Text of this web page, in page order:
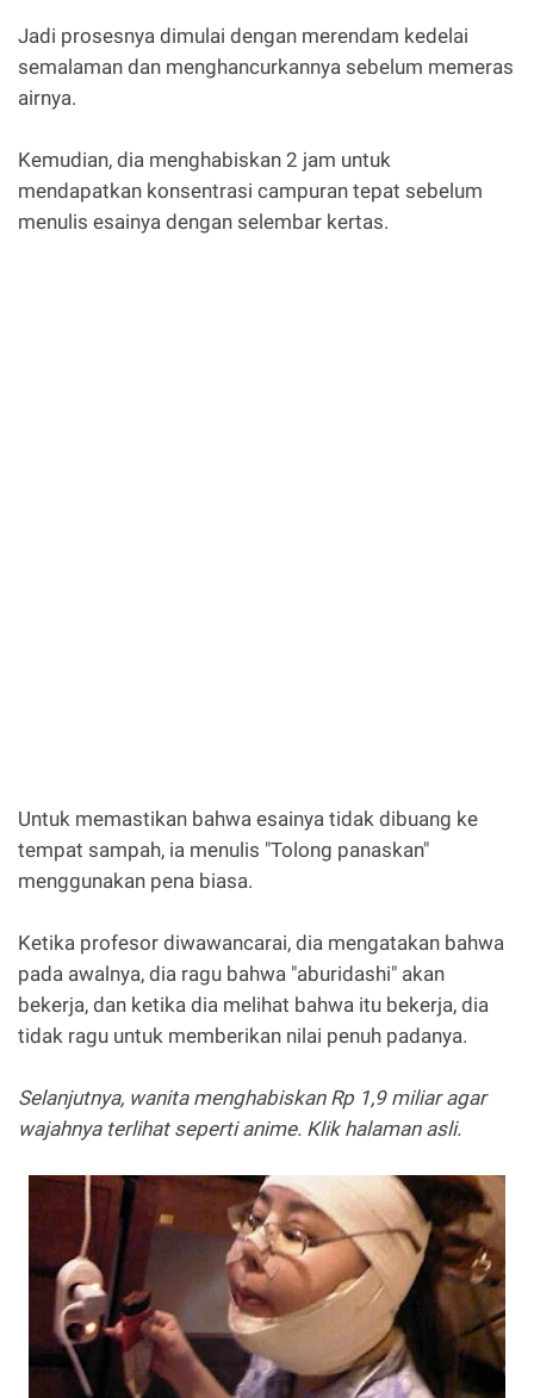
Jadi prosesnya dimulai dengan merendam kedelai
semalaman dan menghancurkannya sebelum memeras
airnya.
Kemudian, dia menghabiskan 2 jam untuk
mendapatkan konsentrasi campuran tepat sebelum
menulis esainya dengan selembar kertas.
Untuk memastikan bahwa esainya tidak dibuang ke
tempat sampah, ia menulis "Tolong panaskan"
menggunakan pena biasa.
Ketika profesor diwawancarai, dia mengatakan bahwa
pada awalnya, dia ragu bahwa "aburidashi" akan
bekerja, dan ketika dia melihat bahwa itu bekerja, dia
tidak ragu untuk memberikan nilai penuh padanya.
Selanjutnya, wanita menghabiskan Rp 1,9 miliar agar
wajahnya terlihat seperti anime. Klik halaman asli.